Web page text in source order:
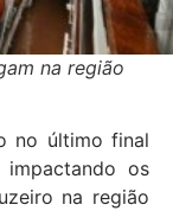
na região
no último final
os
na região